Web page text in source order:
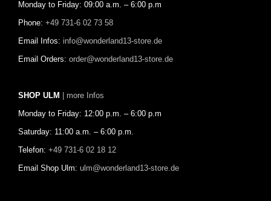
Monday to Friday: 09:00 a.m. – 6:00 p.m
Phone: +49 731-6 02 73 58
Email Infos: info@wonderland13-store.de
Email Orders: order@wonderland13-store.de
SHOP ULM | more Infos
Monday to Friday: 12:00 p.m. – 6:00 p.m
Saturday: 11:00 a.m. – 6:00 p.m.
Telefon: +49 731-6 02 18 12
Email Shop Ulm: ulm@wonderland13-store.de